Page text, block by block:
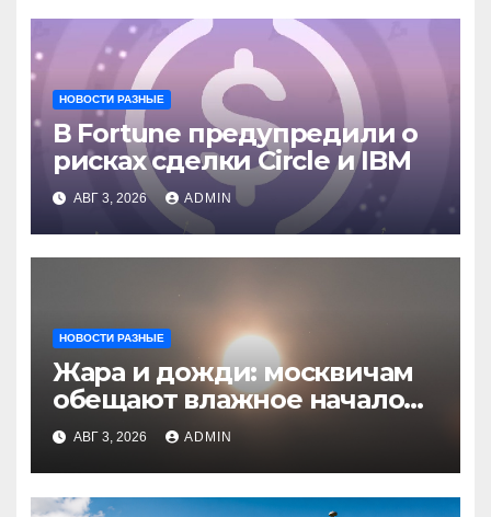
НОВОСТИ РАЗНЫЕ
В Fortune предупредили о
рисках сделки Circle и IBM
АВГ 3, 2026 ADMIN
НОВОСТИ РАЗНЫЕ
Жара и дожди: москвичам
обещают влажное начало
августа
АВГ 3, 2026 ADMIN